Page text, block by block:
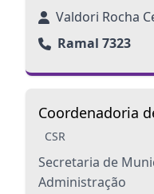
Valdori Rocha
Ramal 7323
Coordenadoria
CSR
Secretaria de
Administração